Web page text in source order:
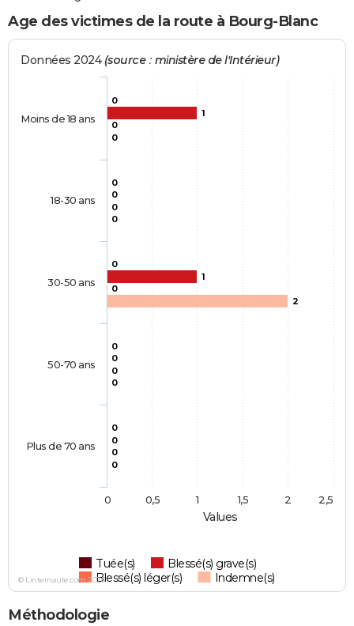
Age des victimes de la route à Bourg-Blanc
Values
Données 2024 (source : ministère de l'Intérieur)
0
0
0
0
0
1
0
1
0
0
0
0
0
0
0
0
0
2
0
0
Tuée(s)
Blessé(s) grave(s)
Blessé(s) léger(s)
Indemne(s)
Moins de 18 ans
18-30 ans
30-50 ans
50-70 ans
Plus de 70 ans
0 0,5 1 1,5 2 2,5
© Linternaute.com 2026
Méthodologie